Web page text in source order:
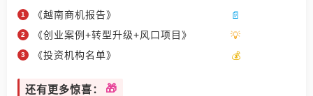
《越南商机报告》
《创业案例+转型升级+风口项目》
《投资机构名单》
还有更多惊喜：